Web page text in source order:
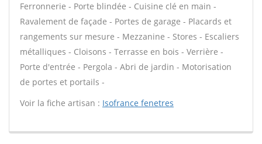
Ferronnerie - Porte blindée - Cuisine clé en main -
Ravalement de façade - Portes de garage - Placards et
rangements sur mesure - Mezzanine - Stores - Escaliers
métalliques - Cloisons - Terrasse en bois - Verrière -
Porte d'entrée - Pergola - Abri de jardin - Motorisation
de portes et portails -
Voir la fiche artisan : Isofrance fenetres